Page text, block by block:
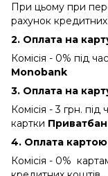
При цьому при
рахунок
2. Оплата на
Комісія - 0% під
Monobank
3. Оплата на
Комісія - 3 грн. під
картки
4. Оплата
Комісія - 0%